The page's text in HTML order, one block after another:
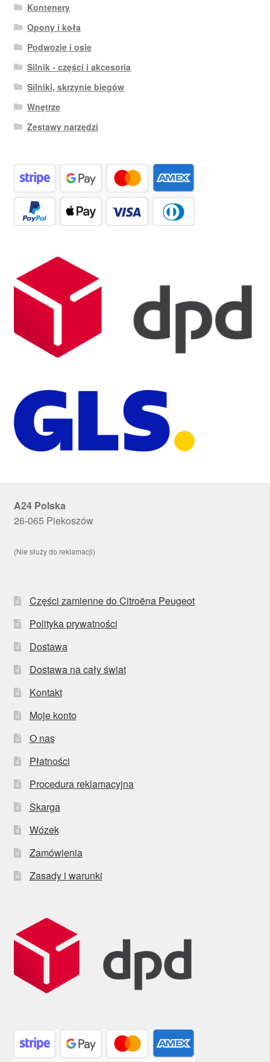
Kontenery
Opony i koła
Podwozie i osie
Silnik - części i akcesoria
Silniki, skrzynie biegów
Wnętrze
Zestawy narzędzi
A24 Polska
26-065 Piekoszów
(Nie służy do reklamacji)
Części zamienne do Citroëna Peugeot
Polityka prywatności
Dostawa
Dostawa na cały świat
Kontakt
Moje konto
O nas
Płatności
Procedura reklamacyjna
Skarga
Wózek
Zamówienia
Zasady i warunki